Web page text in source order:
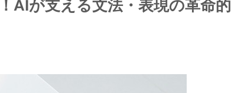
AIが支える文法・表現の革命的